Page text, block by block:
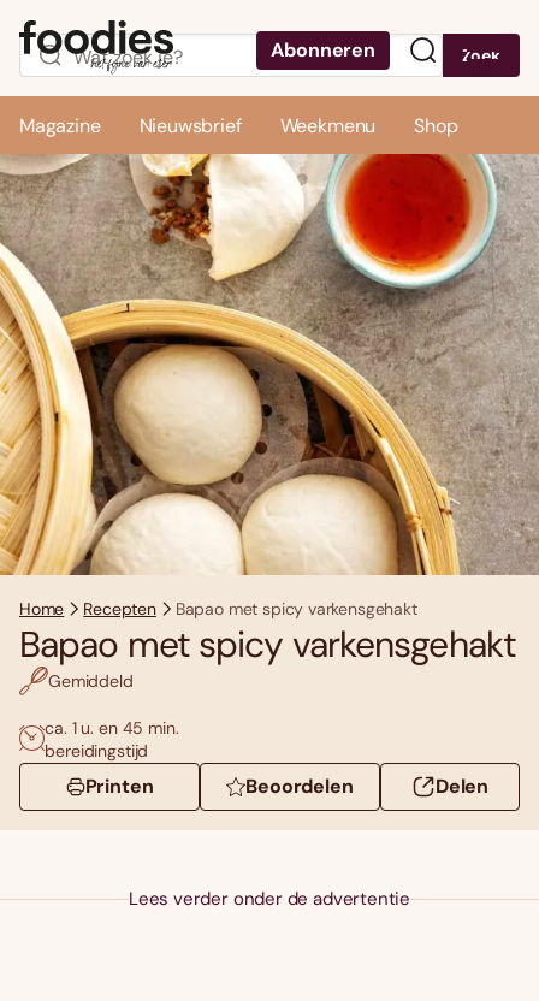
Abonneren Zoek
Magazine Nieuwsbrief Weekmenu Shop
Home Recepten Bapao met spicy varkensgehakt
Bapao met spicy varkensgehakt
Gemiddeld
ca. 1 u. en 45 min.
bereidingstijd
Printen Beoordelen Delen
Lees verder onder de advertentie